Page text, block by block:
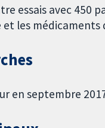
essais avec
les
en septembre